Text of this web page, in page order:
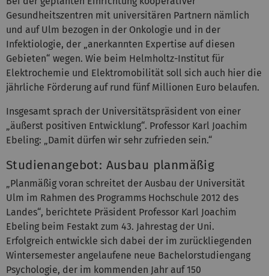
Gesundheitszentren mit universitären Partnern nämlich
und auf Ulm bezogen in der Onkologie und in der
Infektiologie, der „anerkannten Expertise auf diesen
Gebieten“ wegen. Wie beim Helmholtz-Institut für
Elektrochemie und Elektromobilität soll sich auch hier die
jährliche Förderung auf rund fünf Millionen Euro belaufen.
Insgesamt sprach der Universitätspräsident von einer
„äußerst positiven Entwicklung“. Professor Karl Joachim
Ebeling: „Damit dürfen wir sehr zufrieden sein.“
Studienangebot: Ausbau planmäßig
„Planmäßig voran schreitet der Ausbau der Universität
Ulm im Rahmen des Programms Hochschule 2012 des
Landes“, berichtete Präsident Professor Karl Joachim
Ebeling beim Festakt zum 43. Jahrestag der Uni.
Erfolgreich entwickle sich dabei der im zurückliegenden
Wintersemester angelaufene neue Bachelorstudiengang
Psychologie, der im kommenden Jahr auf 150